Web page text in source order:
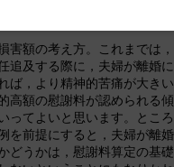
害額の考え方。これまでは
追及する際に，夫婦が離婚
ば，より精神的苦痛が大き
高額の慰謝料が認められる
ってよいと思います。ところ
を前提にすると，夫婦が離
どうかは，慰謝料算定の基